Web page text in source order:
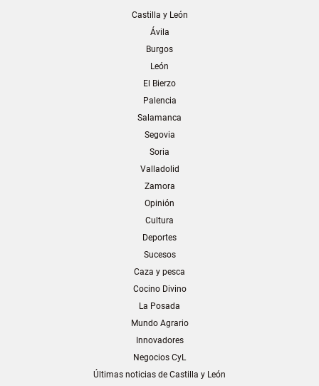
Castilla y León
Ávila
Burgos
León
El Bierzo
Palencia
Salamanca
Segovia
Soria
Valladolid
Zamora
Opinión
Cultura
Deportes
Sucesos
Caza y pesca
Cocino Divino
La Posada
Mundo Agrario
Innovadores
Negocios CyL
Últimas noticias de Castilla y León